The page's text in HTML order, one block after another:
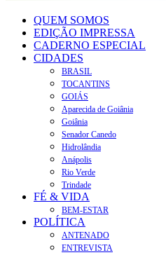
QUEM SOMOS
EDIÇÃO IMPRESSA
CADERNO ESPECIAL
CIDADES
BRASIL
TOCANTINS
GOIÁS
Aparecida de Goiânia
Goiânia
Senador Canedo
Hidrolândia
Anápolis
Rio Verde
Trindade
FÉ & VIDA
BEM-ESTAR
POLÍTICA
ANTENADO
ENTREVISTA